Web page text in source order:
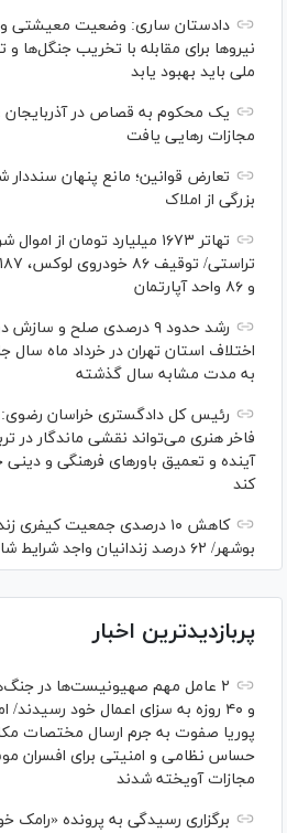
دادستان ساری: وضعیت معیشتی و
نیرو‌ها برای مقابله با تخریب جنگل‌ها
ملی باید بهبود یابد
یک محکوم به قصاص در آذربایجان‌
مجازات رهایی یافت
تعارض قوانین؛ مانع پنهان
بزرگی از املاک
تهاتر ۱۶۷۳ میلیارد تومان از
و ۸۶ واحد آپارتمان
رشد حدود ۹ درصدی صلح و
اختلاف استان تهران در خرداد ماه سال
به مدت مشابه سال گذشته
رئیس کل دادگستری خراسان رضوی:
فاخر هنری می‌تواند نقشی ماندگار در
آینده و تعمیق باور‌های فرهنگی و دینی
کند
کاهش ۱۰ درصدی جمعیت کیفری
بوشهر/ ۶۲ درصد زندانیان واجد شرایط شاغل هستند
پربازدیدترین اخبار
و ۴۰ روزه به سزای اعمال خود رسیدند/
پوریا صفوت به جرم ارسال مختصات
حساس نظامی و امنیتی برای افسران
مجازات آویخته شدند
برگزاری رسیدگی به پرونده «رامک